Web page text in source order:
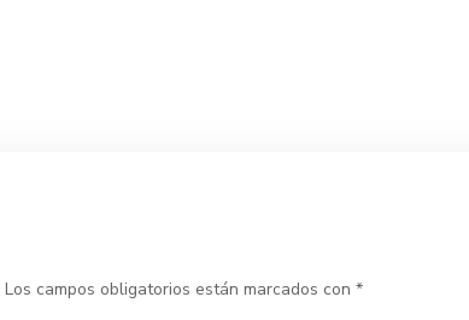
Los campos obligatorios están marcados con *